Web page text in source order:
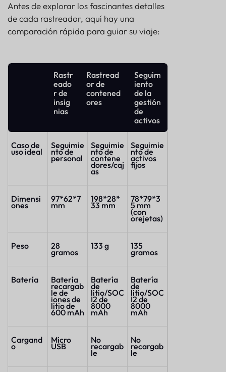
Antes de explorar los fascinantes detalles
de cada rastreador, aquí hay una
comparación rápida para guiar su viaje:
Rastr
eado
r de
insig
nias
Rastread
or de
contened
ores
Seguim
iento
de la
gestión
de
activos
Caso de
uso ideal
Seguimie
nto de
personal
Seguimie
nto de
contene
dores/caj
as
Seguimie
nto de
activos
fijos
Dimensi
ones
97*62*7
mm
198*28*
33 mm
78*79*3
5 mm
(con
orejetas)
Peso 28
gramos
133 g 135
gramos
Batería Batería
recargab
le de
iones de
litio de
600 mAh
Batería
de
litio/SOC
I2 de
8000
mAh
Batería
de
litio/SOC
I2 de
8000
mAh
Cargand
o
Micro
USB
No
recargab
le
No
recargab
le